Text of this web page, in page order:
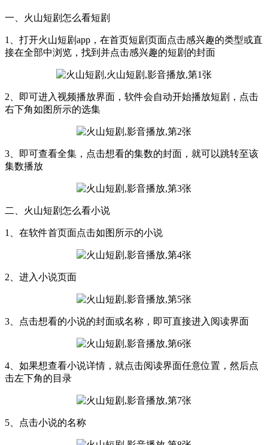
一、火山短剧怎么看短剧
1、打开火山短剧app，在首页短剧页面点击感兴趣的类型或直
接在全部中浏览，找到并点击感兴趣的短剧的封面
2、即可进入视频播放界面，软件会自动开始播放短剧，点击
右下角如图所示的选集
3、即可查看全集，点击想看的集数的封面，就可以跳转至该
集数播放
二、火山短剧怎么看小说
1、在软件首页面点击如图所示的小说
2、进入小说页面
3、点击想看的小说的封面或名称，即可直接进入阅读界面
4、如果想查看小说详情，就点击阅读界面任意位置，然后点
击左下角的目录
5、点击小说的名称